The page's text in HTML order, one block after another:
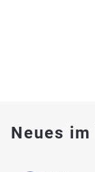
Neues im